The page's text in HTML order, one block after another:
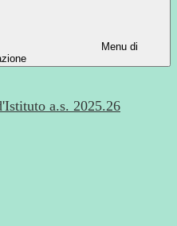
Menu di
a.s. 2025.26